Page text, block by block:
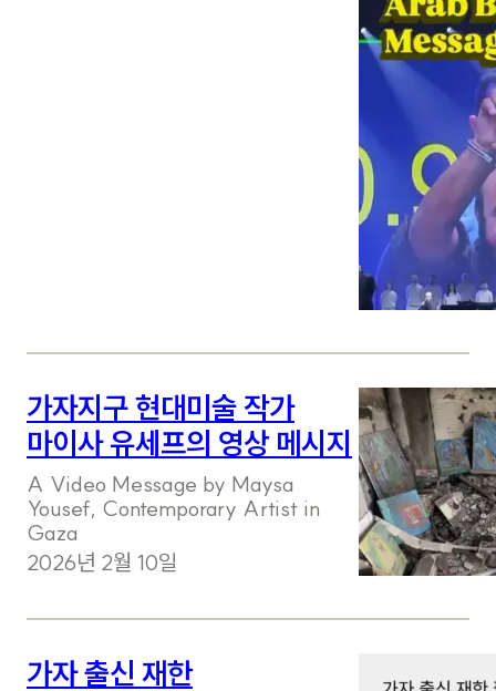
가자지구 현대미술 작가
마이사 유세프의 영상 메시지
A Video Message by Maysa
Yousef, Contemporary Artist in
Gaza
2026년 2월 10일
가자 출신 재한